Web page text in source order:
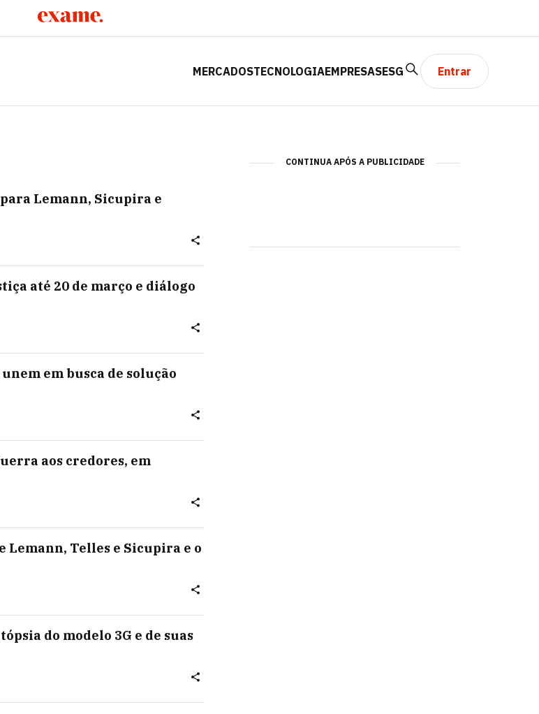
MERCADOSTECNOLOGIAEMPRESASESG Entrar
Lemann, Sicupira e
até 20 de março e diálogo
em busca de solução
aos credores, em
Lemann, Telles e Sicupira e o
do modelo 3G e de suas
CONTINUA APÓS A PUBLICIDADE